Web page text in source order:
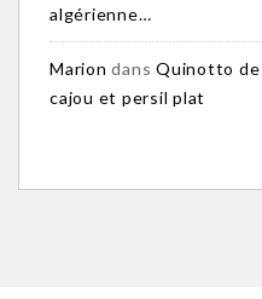
algérienne…
Marion dans Quinotto de
cajou et persil plat